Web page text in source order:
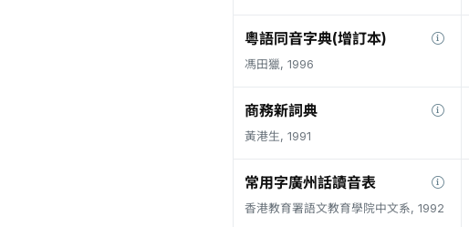
粵語同音字典(增訂本)
馮田獵, 1996
商務新詞典
黃港生, 1991
常用字廣州話讀音表
香港教育署語文教育學院中文系, 1992